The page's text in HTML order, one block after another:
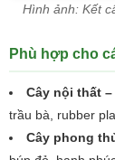
Hình ảnh: Kết
Phù hợp cho
Cây nội thất
trầu bà, rubber
Cây phong